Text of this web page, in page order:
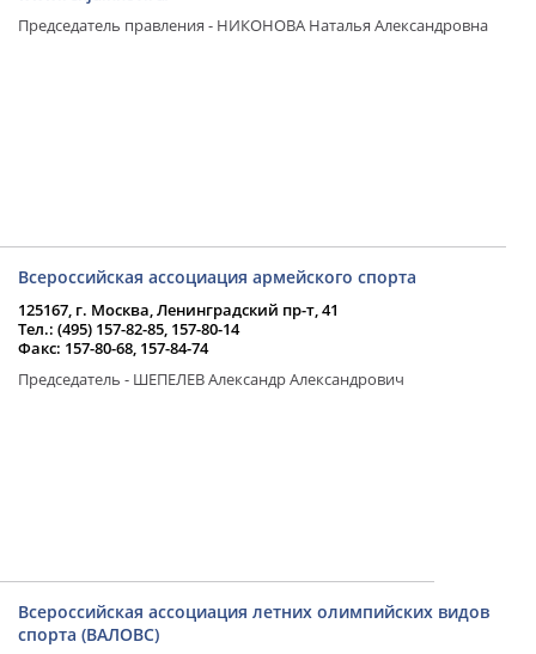
Председатель правления - НИКОНОВА Наталья Александровна
Всероссийская ассоциация армейского спорта
125167, г. Москва, Ленинградский пр-т, 41
Тел.: (495) 157-82-85, 157-80-14
Факс: 157-80-68, 157-84-74
Председатель - ШЕПЕЛЕВ Александр Александрович
Всероссийская ассоциация летних олимпийских видов
спорта (ВАЛОВС)